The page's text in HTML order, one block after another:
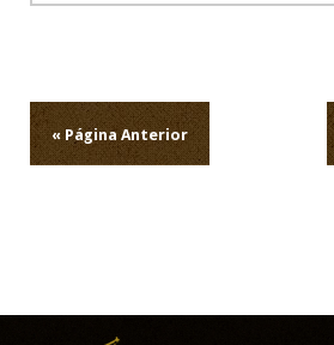
de
artigos
« Página Anterior